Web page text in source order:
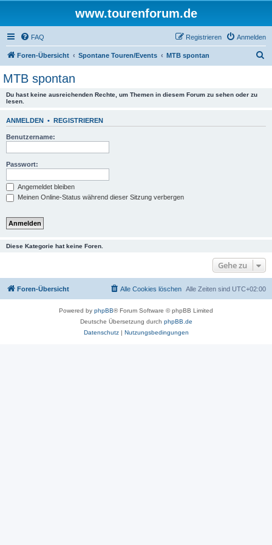
www.tourenforum.de
FAQ Anmelden
Registrieren
Foren-Übersicht Spontane Touren/Events MTB spontan
MTB spontan
Du hast keine ausreichenden Rechte, um Themen in diesem Forum zu sehen oder zu
lesen.
ANMELDEN • REGISTRIEREN
Benutzername:
Passwort:
Angemeldet bleiben
Meinen Online-Status während dieser Sitzung verbergen
Diese Kategorie hat keine Foren.
Gehe zu
Foren-Übersicht Alle Zeiten sind UTC+02:00
Alle Cookies löschen
Powered by phpBB® Forum Software © phpBB Limited
Deutsche Übersetzung durch phpBB.de
Datenschutz| Nutzungsbedingungen